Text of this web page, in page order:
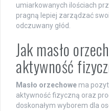
umiarkowanych ilościach
pragną lepiej zarządzać
odczuwany głód.
Jak masło
aktywność
Masło orzechowe ma
aktywność fizyczną oraz
doskonałym wyborem dla